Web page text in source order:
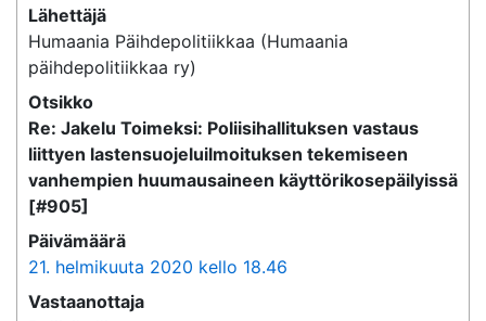
Lähettäjä
Humaania Päihdepolitiikkaa (Humaania
päihdepolitiikkaa ry)
Otsikko
Re: Jakelu Toimeksi: Poliisihallituksen vastaus
liittyen lastensuojeluilmoituksen tekemiseen
vanhempien huumausaineen käyttörikosepäilyissä
[#905]
Päivämäärä
21. helmikuuta 2020 kello 18.46
Vastaanottaja